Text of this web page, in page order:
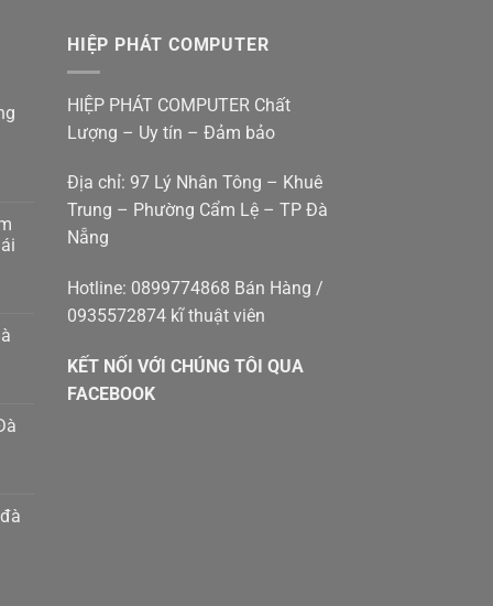
4.000.000 ₫.
HIỆP PHÁT COMPUTER
HIỆP PHÁT COMPUTER Chất
Lượng – Uy tín – Đảm bảo
Địa chỉ: 97 Lý Nhân Tông – Khuê
Trung – Phường Cẩm Lệ – TP Đà
Nẵng
Hotline: 0899774868 Bán Hàng /
0935572874 kĩ thuật viên
KẾT NỐI VỚI CHÚNG TÔI QUA
FACEBOOK